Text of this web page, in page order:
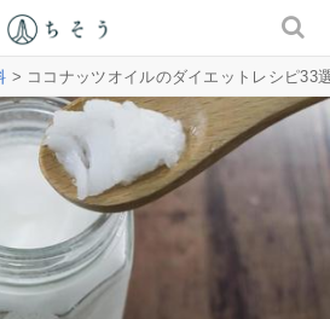
> ココナッツオイルのダイエットレシピ33